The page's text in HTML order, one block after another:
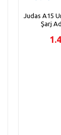
Judas A15
Şarj